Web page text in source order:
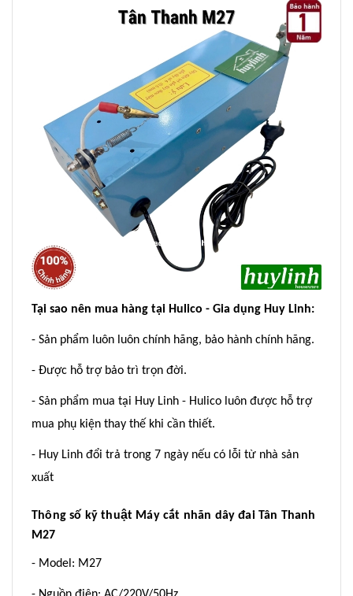
Tại sao nên mua hàng tại Hulico - Gia dụng Huy Linh:
- Sản phẩm luôn luôn chính hãng, bảo hành chính hãng.
- Được hỗ trợ bảo trì trọn đời.
- Sản phẩm mua tại Huy Linh - Hulico luôn được hỗ trợ
mua phụ kiện thay thế khi cần thiết.
- Huy Linh đổi trả trong 7 ngày nếu có lỗi từ nhà sản
xuất
Thông số kỹ thuật Máy cắt nhãn dây đai Tân Thanh
M27
- Model: M27